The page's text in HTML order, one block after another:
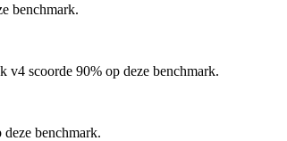
benchmark.
v4 scoorde 90% op deze benchmark.
benchmark.